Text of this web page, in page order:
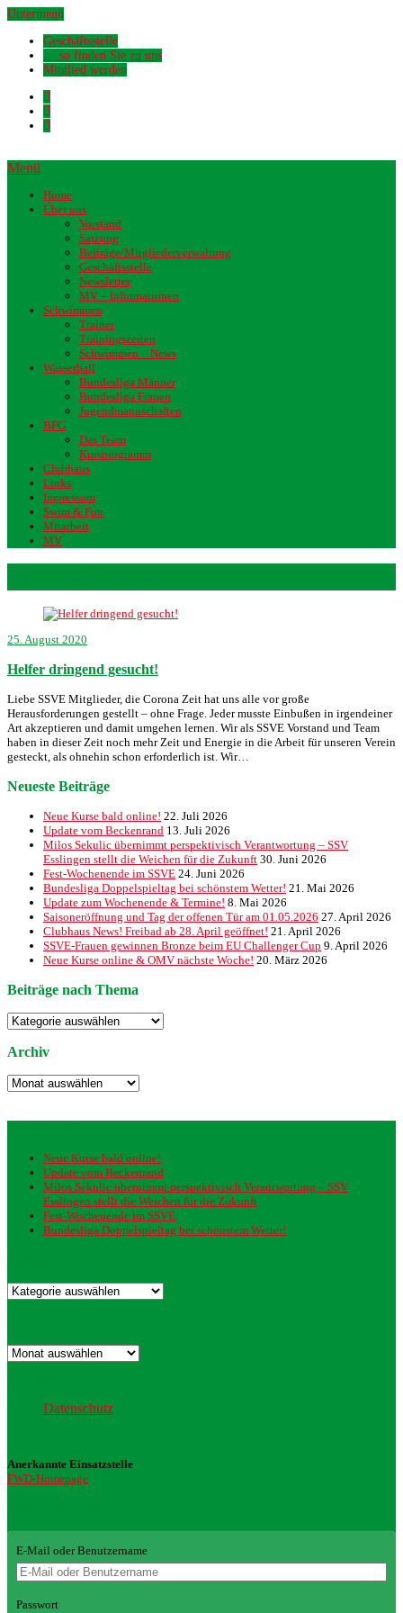
Untermenü
Geschäftsstelle
… so finden Sie zu uns
Mitglied werden
Menü
Home
Über uns
Vorstand
Satzung
Beiträge/Mitgliederverwaltung
Geschäftsstelle
Newsletter
MV – Informationen
Schwimmen
Trainer
Trainingszeiten
Schwimmen – News
Wasserball
Bundesliga Männer
Bundesliga Frauen
Jugendmannschaften
BFG
Das Team
Kursprogramm
Clubhaus
Links
Impressum
Swim & Fun
Mitarbeit
MV
25. August 2020
Helfer dringend gesucht!
Liebe SSVE Mitglieder, die Corona Zeit hat uns alle vor große
Herausforderungen gestellt – ohne Frage. Jeder musste Einbußen in irgendeiner
Art akzeptieren und damit umgehen lernen. Wir als SSVE Vorstand und Team
haben in dieser Zeit noch mehr Zeit und Energie in die Arbeit für unseren Verein
gesteckt, als ohnehin schon erforderlich ist. Wir…
Neueste Beiträge
Neue Kurse bald online! 22. Juli 2026
Update vom Beckenrand 13. Juli 2026
Milos Sekulic übernimmt perspektivisch Verantwortung – SSV
Esslingen stellt die Weichen für die Zukunft 30. Juni 2026
Fest-Wochenende im SSVE 24. Juni 2026
Bundesliga Doppelspieltag bei schönstem Wetter! 21. Mai 2026
Update zum Wochenende & Termine! 8. Mai 2026
Saisoneröffnung und Tag der offenen Tür am 01.05.2026 27. April 2026
Clubhaus News! Freibad ab 28. April geöffnet! 21. April 2026
SSVE-Frauen gewinnen Bronze beim EU Challenger Cup 9. April 2026
Neue Kurse online & OMV nächste Woche! 20. März 2026
Beiträge nach Thema
Beiträge
nach
Thema
Archiv
Archiv
Neue Kurse bald online!
Update vom Beckenrand
Milos Sekulic übernimmt perspektivisch Verantwortung – SSV
Esslingen stellt die Weichen für die Zukunft
Fest-Wochenende im SSVE
Bundesliga Doppelspieltag bei schönstem Wetter!
Kategorien
Archiv
Datenschutz
Anerkannte Einsatzstelle
FWD-Homepage
E-Mail oder Benutzername
Passwort